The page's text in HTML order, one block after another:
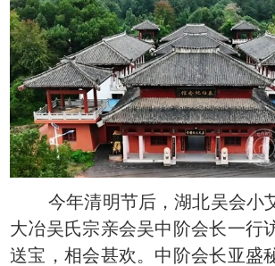
今年清明节后，湖北吴会小
大冶吴氏宗亲会吴中阶会长一行
送宝，相会甚欢。中阶会长亚盛